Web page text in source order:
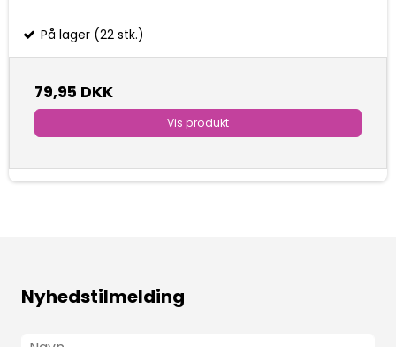
På lager (22 stk.)
79,95 DKK
Vis produkt
Nyhedstilmelding